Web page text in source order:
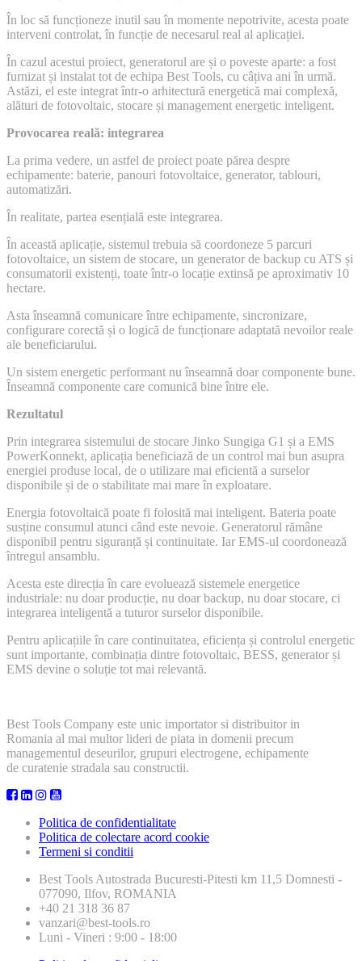
În loc să funcționeze inutil sau în momente nepotrivite, acesta poate
interveni controlat, în funcție de necesarul real al aplicației.
În cazul acestui proiect, generatorul are și o poveste aparte: a fost
furnizat și instalat tot de echipa Best Tools, cu câțiva ani în urmă.
Astăzi, el este integrat într-o arhitectură energetică mai complexă,
alături de fotovoltaic, stocare și management energetic inteligent.
Provocarea reală: integrarea
La prima vedere, un astfel de proiect poate părea despre
echipamente: baterie, panouri fotovoltaice, generator, tablouri,
automatizări.
În realitate, partea esențială este integrarea.
În această aplicație, sistemul trebuia să coordoneze 5 parcuri
fotovoltaice, un sistem de stocare, un generator de backup cu ATS și
consumatorii existenți, toate într-o locație extinsă pe aproximativ 10
hectare.
Asta înseamnă comunicare între echipamente, sincronizare,
configurare corectă și o logică de funcționare adaptată nevoilor reale
ale beneficiarului.
Un sistem energetic performant nu înseamnă doar componente bune.
Înseamnă componente care comunică bine între ele.
Rezultatul
Prin integrarea sistemului de stocare Jinko Sungiga G1 și a EMS
PowerKonnekt, aplicația beneficiază de un control mai bun asupra
energiei produse local, de o utilizare mai eficientă a surselor
disponibile și de o stabilitate mai mare în exploatare.
Energia fotovoltaică poate fi folosită mai inteligent. Bateria poate
susține consumul atunci când este nevoie. Generatorul rămâne
disponibil pentru siguranță și continuitate. Iar EMS-ul coordonează
întregul ansamblu.
Acesta este direcția în care evoluează sistemele energetice
industriale: nu doar producție, nu doar backup, nu doar stocare, ci
integrarea inteligentă a tuturor surselor disponibile.
Pentru aplicațiile în care continuitatea, eficiența și controlul energetic
sunt importante, combinația dintre fotovoltaic, BESS, generator și
EMS devine o soluție tot mai relevantă.
Best Tools Company este unic importator si distribuitor in
Romania al mai multor lideri de piata in domenii precum
managementul deseurilor, grupuri electrogene, echipamente
de curatenie stradala sau constructii.
Politica de confidentialitate
Politica de colectare acord cookie
Termeni si conditii
Best Tools Autostrada Bucuresti-Pitesti km 11,5 Domnesti -
077090, Ilfov, ROMANIA
+40 21 318 36 87
vanzari@best-tools.ro
Luni - Vineri : 9:00 - 18:00